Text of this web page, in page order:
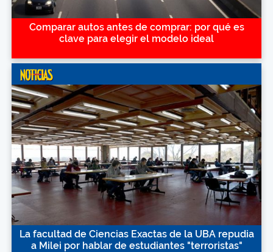
Comparar autos antes de comprar: por qué es
clave para elegir el modelo ideal
La facultad de Ciencias Exactas de la UBA repudia
a Milei por hablar de estudiantes "terroristas"